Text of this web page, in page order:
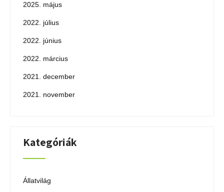
2025. május
2022. július
2022. június
2022. március
2021. december
2021. november
Kategóriák
Állatvilág